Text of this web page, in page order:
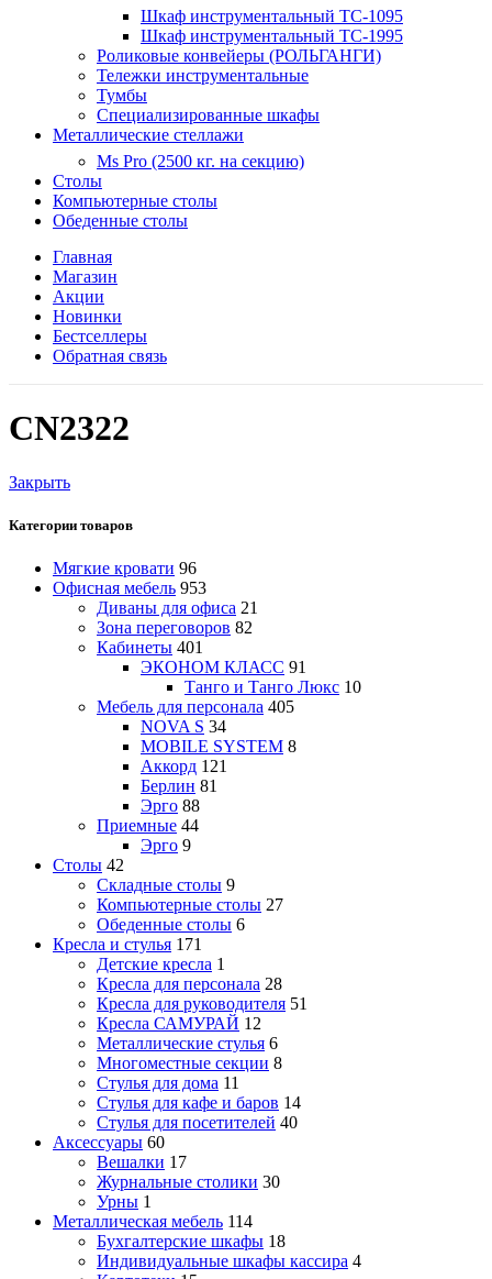
Шкаф инструментальный TC-1095
Шкаф инструментальный TC-1995
Роликовые конвейеры (РОЛЬГАНГИ)
Тележки инструментальные
Тумбы
Специализированные шкафы
Металлические стеллажи
Ms Pro (2500 кг. на секцию)
Столы
Компьютерные столы
Обеденные столы
Главная
Магазин
Акции
Новинки
Бестселлеры
Обратная связь
CN2322
Закрыть
Категории товаров
Мягкие кровати 96
Офисная мебель 953
Диваны для офиса 21
Зона переговоров 82
Кабинеты 401
ЭКОНОМ КЛАСС 91
Танго и Танго Люкс 10
Мебель для персонала 405
NOVA S 34
MOBILE SYSTEM 8
Аккорд 121
Берлин 81
Эрго 88
Приемные 44
Эрго 9
Столы 42
Складные столы 9
Компьютерные столы 27
Обеденные столы 6
Кресла и стулья 171
Детские кресла 1
Кресла для персонала 28
Кресла для руководителя 51
Кресла САМУРАЙ 12
Металлические стулья 6
Многоместные секции 8
Стулья для дома 11
Стулья для кафе и баров 14
Стулья для посетителей 40
Аксессуары 60
Вешалки 17
Журнальные столики 30
Урны 1
Металлическая мебель 114
Бухгалтерские шкафы 18
Индивидуальные шкафы кассира 4